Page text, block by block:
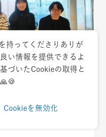
求められる役割と
えるAI活用の未
持ってくださりありが
い情報を提供できるよ
づいたCookieの取得と
Cookieを無効化